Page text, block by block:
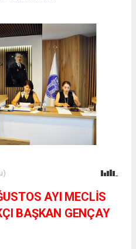
AYI MECLİS
BAŞKAN GENÇAY